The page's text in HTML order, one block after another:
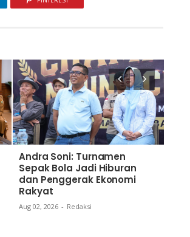
Andra Soni: Turnamen
Sepak Bola Jadi Hiburan
dan Penggerak Ekonomi
Rakyat
Aug 02, 2026 - Redaksi